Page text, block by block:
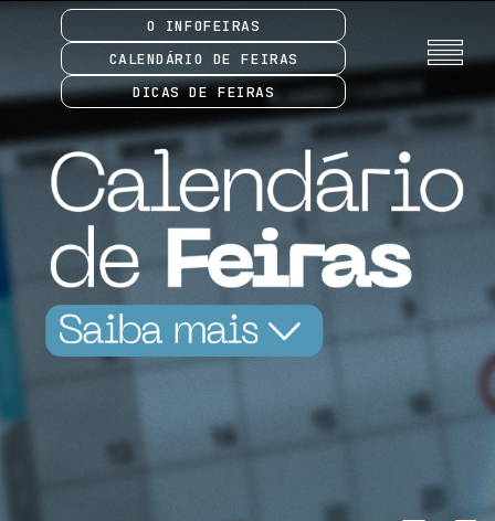
O INFOFEIRAS
CALENDÁRIO DE FEIRAS
DICAS DE FEIRAS